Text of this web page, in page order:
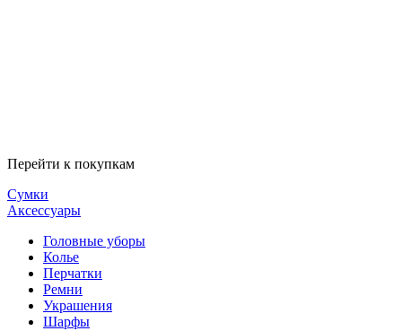
Перейти к покупкам
Сумки
Аксессуары
Головные уборы
Колье
Перчатки
Ремни
Украшения
Шарфы